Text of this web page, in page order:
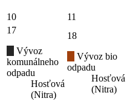
10 11
17
Vývoz
komunálneho
odpadu
Hosťová
(Nitra)
18
Vývoz bio
odpadu
Hosťová
(Nitra)